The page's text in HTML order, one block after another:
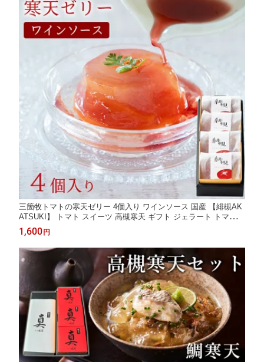
三箇牧トマトの寒天ゼリー 4個入り ワインソース 国産 【緋槻AK
ATSUKI】 トマト スイーツ 高槻寒天 ギフト ジェラート トマトゼ
リー お菓子 おやつ お供え物 食べ物 デザート 年配 大人 お取り寄
せ ご当地グルメ 大阪
1,600 円